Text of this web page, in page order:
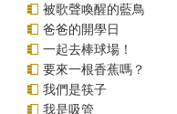
被歌聲喚醒的藍鳥
爸爸的開學日
一起去棒球場！
要來一根香蕉嗎？
我們是筷子
我是吸管